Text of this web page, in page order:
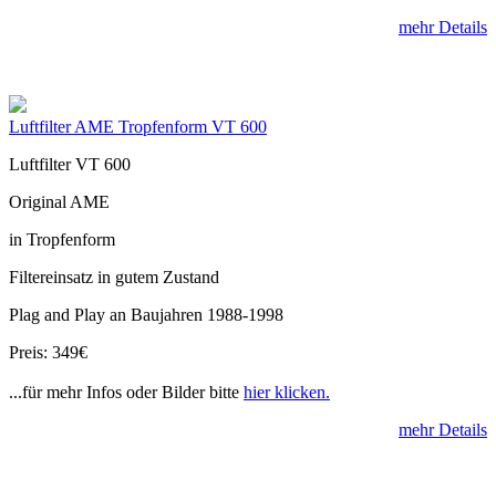
mehr Details
Luftfilter AME Tropfenform VT 600
Luftfilter VT 600
Original AME
in Tropfenform
Filtereinsatz in gutem Zustand
Plag and Play an Baujahren 1988-1998
Preis: 349€
...für mehr Infos oder Bilder bitte hier klicken.
mehr Details